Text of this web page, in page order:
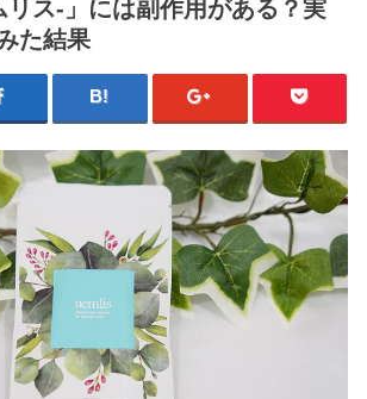
リス-」には副作用がある？実
た結果